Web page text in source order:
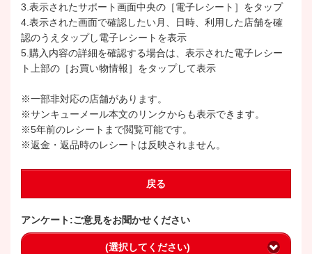
3.表示されたサポート画面中央の［電子レシート］をタップ
4.表示された画面で確認したい月、日時、利用した店舗を確
認のうえタップし電子レシートを表示
5.購入内容の詳細を確認する場合は、表示された電子レシー
ト上部の［お買い物情報］をタップして表示
※一部非対応の店舗があります。
※サンキューメール本文のリンクからも表示できます。
※5年前のレシートまで閲覧可能です。
※返金・返品時のレシートは反映されません。
戻る
アンケート:ご意見をお聞かせください
(選択してください)